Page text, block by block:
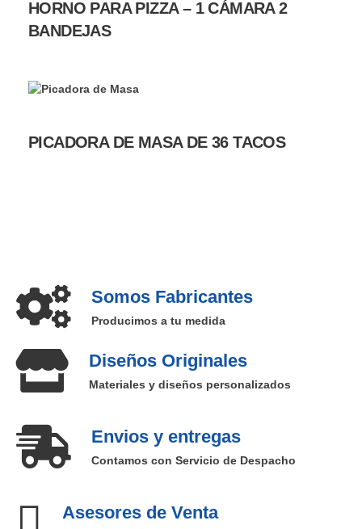
HORNO PARA PIZZA – 1 CÁMARA 2
BANDEJAS
PICADORA DE MASA DE 36 TACOS
Somos Fabricantes
Producimos a tu medida
Diseños Originales
Materiales y diseños personalizados
Envios y entregas
Contamos con Servicio de Despacho
Asesores de Venta